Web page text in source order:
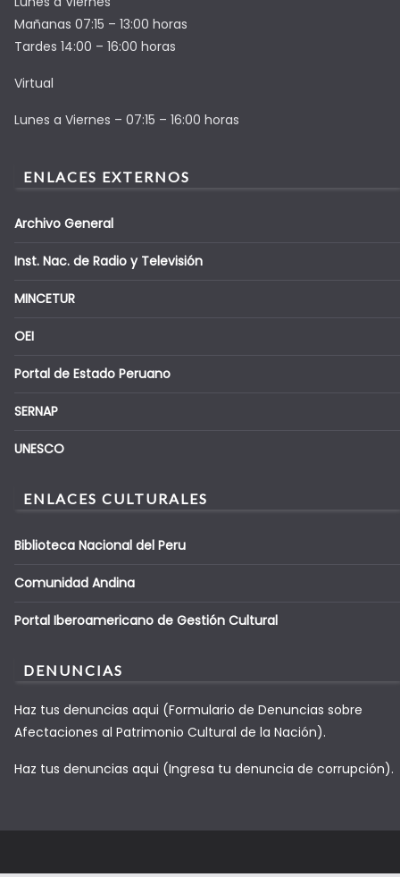
Mañanas 07:15 – 13:00 horas
Tardes 14:00 – 16:00 horas
Virtual
Lunes a Viernes – 07:15 – 16:00 horas
ENLACES EXTERNOS
Archivo General
Inst. Nac. de Radio y Televisión
MINCETUR
OEI
Portal de Estado Peruano
SERNAP
UNESCO
ENLACES CULTURALES
Biblioteca Nacional del Peru
Comunidad Andina
Portal Iberoamericano de Gestión Cultural
DENUNCIAS
Haz tus denuncias aqui (Formulario de Denuncias sobre
Afectaciones al Patrimonio Cultural de la Nación).
Haz tus denuncias aqui (Ingresa tu denuncia de corrupción).